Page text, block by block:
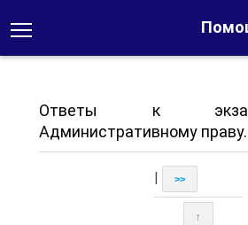
Ответы к
Административному
>>
↑